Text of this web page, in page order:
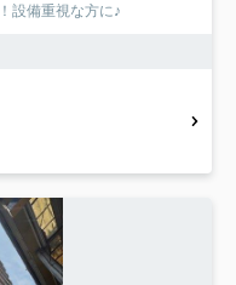
設備重視な方に♪